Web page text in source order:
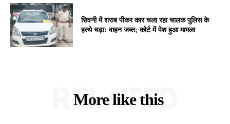
सिवनी में शराब पीकर कार चला रहा चालक पुलिस के
हत्थे चढ़ा: वाहन जब्त; कोर्ट में पेश हुआ मामला
More like this
RELATED